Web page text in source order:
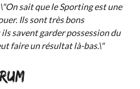
\"On sait que le Sporting est une
Ils sont très bons
savent garder possession du
faire un résultat là-bas.\"